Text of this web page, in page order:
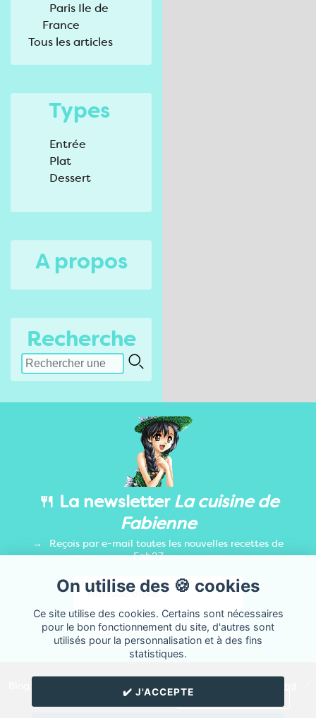
Paris Ile de
France
Tous les articles
Types
Entrée
Plat
Dessert
A propos
Recherche
On utilise des 🍪 cookies
Ce site utilise des cookies. Certains sont nécessaires
pour le bon fonctionnement du site, d'autres sont
utilisés pour la personnalisation et à des fins
statistiques.
✔️ J'ACCEPTE
🍴 La newsletterLa cuisine de
Fabienne
Reçois par e-mail toutes les nouvelles recettes de
Fab27.
Blog de recettes de cuisine de Fab27
Réglage des cookies/ ✉️ Contacter Fab27